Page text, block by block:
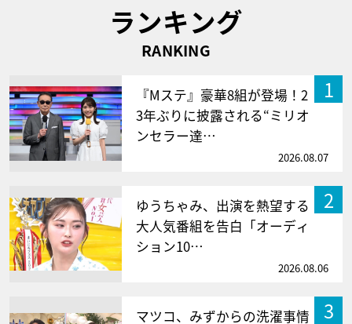
ランキング
RANKING
1
『Mステ』豪華8組が登場！2
3年ぶりに披露される“ミリオ
ンセラー達…
2026.08.07
2
ゆうちゃみ、出演を熱望する
大人気番組を告白「オーディ
ション10…
2026.08.06
3
マツコ、みずからの洗濯事情